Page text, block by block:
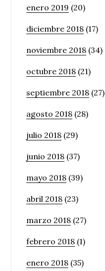
enero 2019 (20)
diciembre 2018 (17)
noviembre 2018 (34)
octubre 2018 (21)
septiembre 2018 (27)
agosto 2018 (28)
julio 2018 (29)
junio 2018 (37)
mayo 2018 (39)
abril 2018 (23)
marzo 2018 (27)
febrero 2018 (1)
enero 2018 (35)